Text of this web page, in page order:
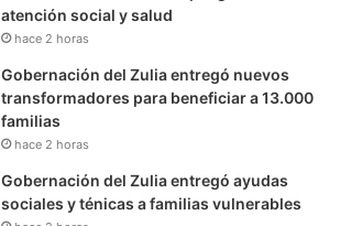
atención social y salud
hace 2 horas
Gobernación del Zulia entregó nuevos
transformadores para beneficiar a 13.000
familias
hace 2 horas
Gobernación del Zulia entregó ayudas
sociales y ténicas a familias vulnerables